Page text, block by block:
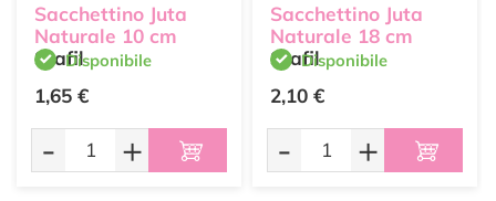
Sacchettino Juta
Naturale 10 cm
StafilDisponibile
1,65 €
- +
Sacchettino Juta
Naturale 18 cm
StafilDisponibile
2,10 €
- +